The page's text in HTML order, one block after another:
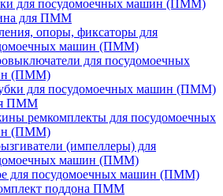
для посудомоечных машин (ПММ)
для ПММ
опоры, фиксаторы для
машин (ПММ)
для посудомоечных
(ПММ)
для посудомоечных машин (ПММ)
ПММ
ремкомплекты для посудомоечных
(ПММ)
(импеллеры) для
машин (ПММ)
для посудомоечных машин (ПММ)
поддона ПММ